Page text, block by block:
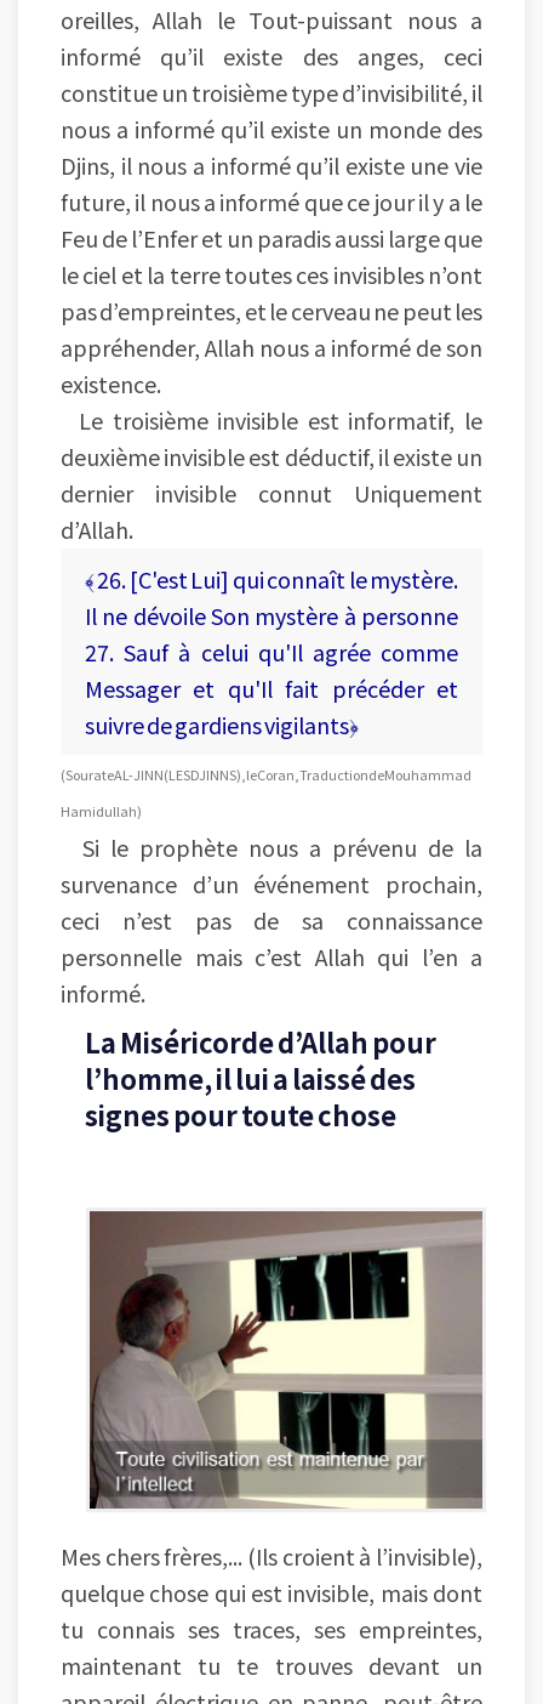
oreilles, Allah le Tout-puissant nous a
informé qu’il existe des anges, ceci
constitue un troisième type d’invisibilité, il
nous a informé qu’il existe un monde des
Djins, il nous a informé qu’il existe une vie
future, il nous a informé que ce jour il y a le
Feu de l’Enfer et un paradis aussi large que
le ciel et la terre toutes ces invisibles n’ont
pas d’empreintes, et le cerveau ne peut les
appréhender, Allah nous a informé de son
existence.
Le troisième invisible est informatif, le
deuxième invisible est déductif, il existe un
dernier invisible connut Uniquement
d’Allah.
﴾ 26. [C'est Lui] qui connaît le mystère.
Il ne dévoile Son mystère à personne
27. Sauf à celui qu'Il agrée comme
Messager et qu'Il fait précéder et
suivre de gardiens vigilants﴿
(Sourate AL-JINN (LES DJINNS), le Coran, Traduction de Mouhammad
Hamidullah)
Si le prophète nous a prévenu de la
survenance d’un événement prochain,
ceci n’est pas de sa connaissance
personnelle mais c’est Allah qui l’en a
informé.
La Miséricorde d’Allah pour
l’homme, il lui a laissé des
signes pour toute chose
Mes chers frères,... (Ils croient à l’invisible),
quelque chose qui est invisible, mais dont
tu connais ses traces, ses empreintes,
maintenant tu te trouves devant un